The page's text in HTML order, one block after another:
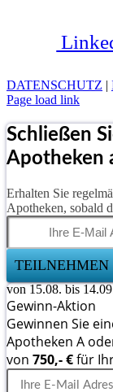
DATENSCHUTZ |
Page load link
Schließen
Apotheken
Erhalten Sie
Apotheken, sobald
TEILNEHMEN
von 15.08. bis
Gewinn-Aktion
Gewinnen Sie
Apotheken A
von 750,- €für